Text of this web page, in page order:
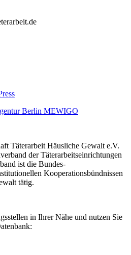
Berlin MEWIGO
Täterarbeit Häusliche Gewalt e.V.
der Täterarbeitseinrichtungen
ist die Bundes-
Kooperationsbündnissen
tätig.
in Ihrer Nähe und nutzen Sie